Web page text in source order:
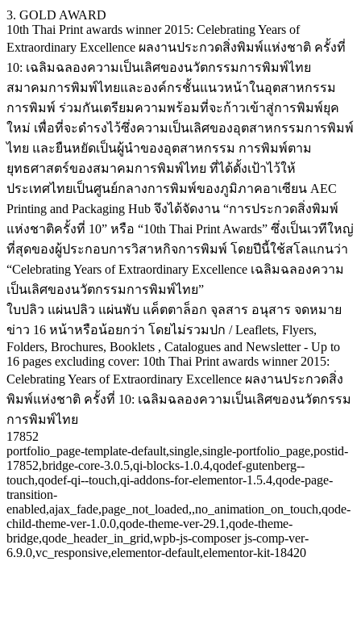
3. GOLD AWARD
10th Thai Print awards winner 2015: Celebrating Years of
Extraordinary Excellence ผลงานประกวดสิ่งพิมพ์แห่งชาติ ครั้งที่
10: เฉลิมฉลองความเป็นเลิศของนวัตกรรมการพิมพ์ไทย
สมาคมการพิมพ์ไทยและองค์กรชั้นแนวหน้าในอุตสาหกรรม
การพิมพ์ ร่วมกันเตรียมความพร้อมที่จะก้าวเข้าสู่การพิมพ์ยุค
ใหม่ เพื่อที่จะดำรงไว้ซึ่งความเป็นเลิศของอุตสาหกรรมการพิมพ์
ไทย และยืนหยัดเป็นผู้นำของอุตสาหกรรม การพิมพ์ตาม
ยุทธศาสตร์ของสมาคมการพิมพ์ไทย ที่ได้ตั้งเป้าไว้ให้
ประเทศไทยเป็นศูนย์กลางการพิมพ์ของภูมิภาคอาเซียน AEC
Printing and Packaging Hub จึงได้จัดงาน “การประกวดสิ่งพิมพ์
แห่งชาติครั้งที่ 10” หรือ “10th Thai Print Awards” ซึ่งเป็นเวทีใหญ่
ที่สุดของผู้ประกอบการวิสาหกิจการพิมพ์ โดยปีนี้ใช้สโลแกนว่า
“Celebrating Years of Extraordinary Excellence เฉลิมฉลองความ
เป็นเลิศของนวัตกรรมการพิมพ์ไทย”
ใบปลิว แผ่นปลิว แผ่นพับ แค็ตตาล็อก จุลสาร อนุสาร จดหมาย
ข่าว 16 หน้าหรือน้อยกว่า โดยไม่รวมปก / Leaflets, Flyers,
Folders, Brochures, Booklets , Catalogues and Newsletter - Up to
16 pages excluding cover: 10th Thai Print awards winner 2015:
Celebrating Years of Extraordinary Excellence ผลงานประกวดสิ่ง
พิมพ์แห่งชาติ ครั้งที่ 10: เฉลิมฉลองความเป็นเลิศของนวัตกรรม
การพิมพ์ไทย
17852
portfolio_page-template-default,single,single-portfolio_page,postid-
17852,bridge-core-3.0.5,qi-blocks-1.0.4,qodef-gutenberg--
touch,qodef-qi--touch,qi-addons-for-elementor-1.5.4,qode-page-
transition-
enabled,ajax_fade,page_not_loaded,,no_animation_on_touch,qode-
child-theme-ver-1.0.0,qode-theme-ver-29.1,qode-theme-
bridge,qode_header_in_grid,wpb-js-composer js-comp-ver-
6.9.0,vc_responsive,elementor-default,elementor-kit-18420